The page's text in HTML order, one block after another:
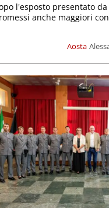
Aosta
l'esposto presentato
anche maggiori